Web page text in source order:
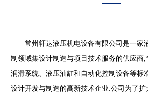
士
系
们
常州轩达液压机电设备有限公司是一家
制领域集设计制造与项目技术服务的供应商,
润滑系统、液压油缸和自动化控制设备等标
设计开发与制造的髙新技术企业.公司为了扩